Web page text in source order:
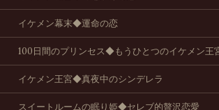
イケメン幕末◆運命の恋
100日間のプリンセス◆もうひとつのイケメン王
イケメン王宮◆真夜中のシンデレラ
スイートルームの眠り姫◆セレブ的贅沢恋愛